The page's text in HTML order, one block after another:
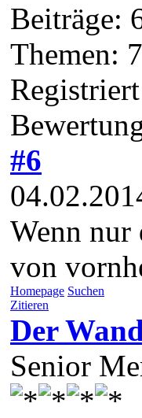
Beiträge:
Themen:
#6
Wenn nur
von
Homepage Suchen
Zitieren
Der
Senior